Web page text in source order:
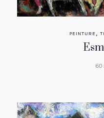
PEINTURE ,
60